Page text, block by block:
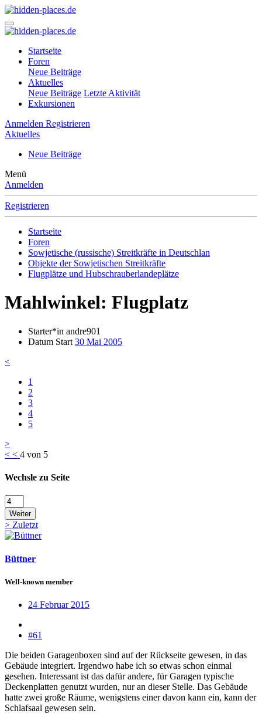
Startseite
Foren
Neue Beiträge
Aktuelles
Neue Beiträge Letzte Aktivität
Exkursionen
Anmelden Registrieren
Aktuelles
Neue Beiträge
Menü
Anmelden
Registrieren
Startseite
Foren
Sowjetische (russische) Streitkräfte in Deutschlan
Objekte der Sowjetischen Streitkräfte
Flugplätze und Hubschrauberlandeplätze
Mahlwinkel: Flugplatz
Starter*in andre901
Datum Start 30 Mai 2005
<
1
2
3
4
5
>
< < 4 von 5
Wechsle zu Seite
Weiter
> Zuletzt
Büttner
Well-known member
24 Februar 2015
#61
Die beiden Garagenboxen sind auf der Rückseite gewesen, in das
Gebäude integriert. Irgendwo habe ich so etwas schon einmal
gesehen. Interessant ist das dafür andere, für Garagen typische
Deckenplatten genutzt wurden, nur an dieser Stelle. Das Gebäude
hatte zwei große Räume, wenigstens einer davon kann ein, kann der
Schlafsaal gewesen sein.